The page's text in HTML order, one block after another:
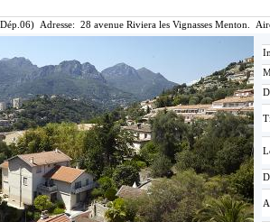
Adresse: 28 avenue Riviera les Vignasses Menton.